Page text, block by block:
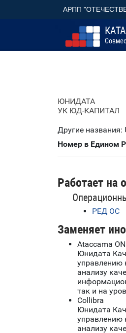
АРПП
ЮНИДАТА
УК ЮД-КАПИТАЛ
Другие названия:
Номер в Едином
Работает на
РЕД ОС
Заменяет
Ataccama
Юнидата
управлению
анализу
так и на
Collibra
Юнидата
управлению
анализу